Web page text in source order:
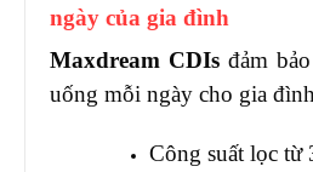
ngày của gia đình
Maxdream CDIs đảm
uống mỗi ngày cho gia
Công suất lọc từ